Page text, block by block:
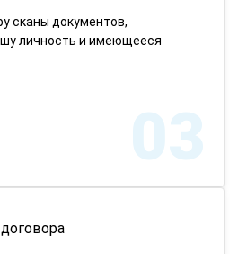
сканы документов,
личность и имеющееся
03